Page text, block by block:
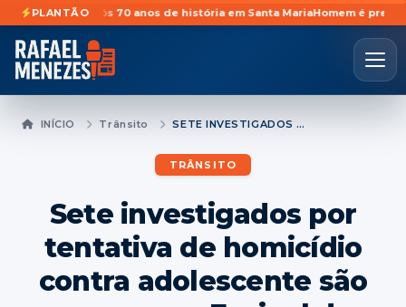
PLANTÃO
após 70 anos de história em Santa MariaHomem é preso
INÍCIO Trânsito SETE INVESTIGADOS POR TENTATIVA DE HOMICÍDIO CONTRA ADOLESCENTE SÃO PRESOS EM FAXINAL DO SOTURNO
TRÂNSITO
Sete investigados por
tentativa de homicídio
contra adolescente são